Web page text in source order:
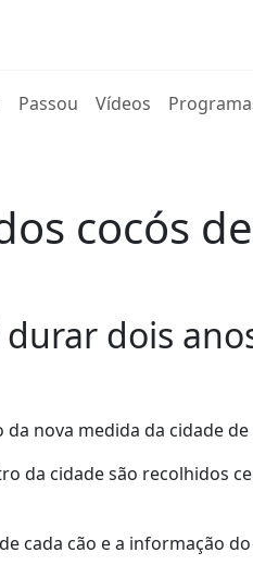
Passou Vídeos
cocós
dois
nova medida da cidade de
da cidade são recolhidos
cada cão e a informação